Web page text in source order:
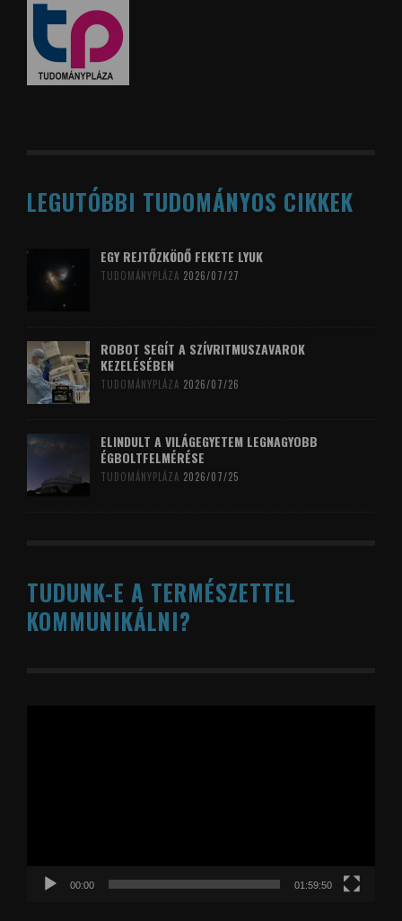
LEGUTÓBBI TUDOMÁNYOS CIKKEK
EGY REJTŐZKÖDŐ FEKETE LYUK
TUDOMÁNYPLÁZA 2026/07/27
ROBOT SEGÍT A SZÍVRITMUSZAVAROK
KEZELÉSÉBEN
TUDOMÁNYPLÁZA 2026/07/26
ELINDULT A VILÁGEGYETEM LEGNAGYOBB
ÉGBOLTFELMÉRÉSE
TUDOMÁNYPLÁZA 2026/07/25
TUDUNK-E A TERMÉSZETTEL
KOMMUNIKÁLNI?
00:00 01:59:50